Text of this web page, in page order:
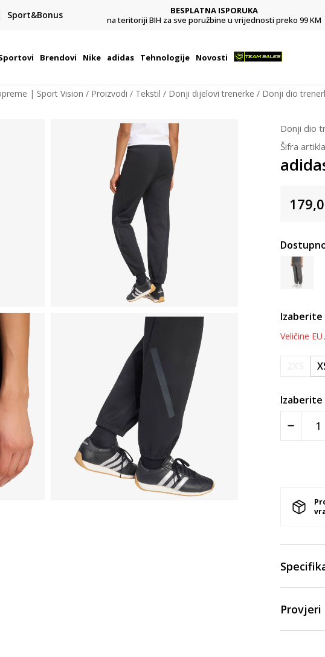
Sport&Bonus
490-400
- 16h
BESPLATNA ISPORUKA
na teritoriji BIH za sve poružbine u vrijednosti preko 99 KM
Brendovi Nike adidas Tehnologije Novosti
| Sport Vision Proizvodi Tekstil Donji dijelovi trenerke Donji dio
Donji dio
Šifra
Izaberite
Veličine EU
Izaberite